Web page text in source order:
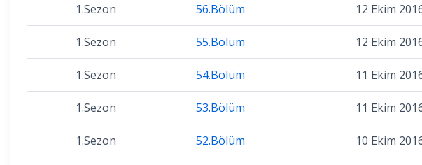
1.Sezon 56.Bölüm 12 Ekim
1.Sezon 55.Bölüm 12 Ekim
1.Sezon 54.Bölüm 11 Ekim
1.Sezon 53.Bölüm 11 Ekim
1.Sezon 52.Bölüm 10 Ekim